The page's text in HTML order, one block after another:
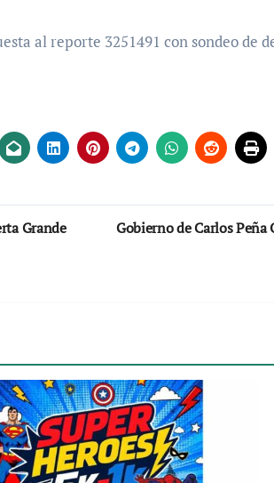
al reporte 3251491 con sondeo de
Grande Gobierno de Carlos